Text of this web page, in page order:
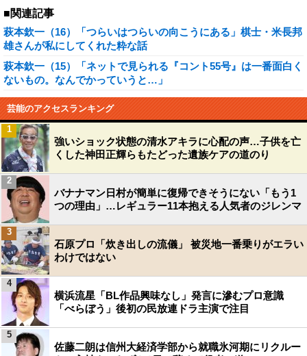
■関連記事
萩本欽一（16）「つらいはつらいの向こうにある」棋士・米長邦
雄さんが私にしてくれた粋な話
萩本欽一（15）「ネットで見られる『コント55号』は一番面白く
ないもの。なんでかっていうと…」
芸能のアクセスランキング
強いショック状態の清水アキラに心配の声…子供を亡
くした神田正輝らもたどった遺族ケアの道のり
1
バナナマン日村が簡単に復帰できそうにない「もう1
つの理由」…レギュラー11本抱える人気者のジレンマ
2
石原プロ「炊き出しの流儀」 被災地一番乗りがエラい
わけではない
3
横浜流星「BL作品興味なし」発言に滲むプロ意識
「べらぼう」後初の民放連ドラ主演で注目
4
佐藤二朗は信州大経済学部から就職氷河期にリクルー
5